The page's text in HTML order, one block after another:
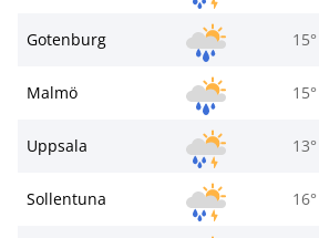
Gotenburg 15°
Malmö 15°
Uppsala 13°
Sollentuna 16°